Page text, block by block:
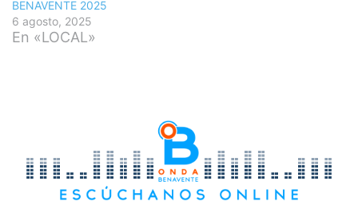
BENAVENTE 2025
6 agosto, 2025
En «LOCAL»